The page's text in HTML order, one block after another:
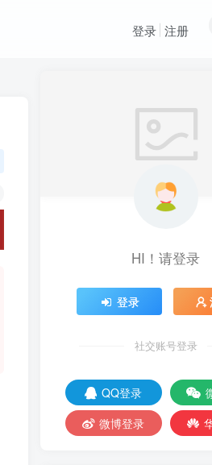
登录 注册
HI！请登录
登录
社交账号登录
QQ登录
微博登录